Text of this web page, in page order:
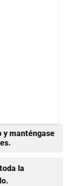
y manténgase
la